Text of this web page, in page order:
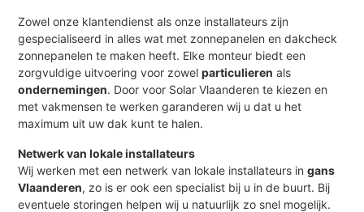
Zowel onze klantendienst als onze installateurs zijn
gespecialiseerd in alles wat met zonnepanelen en dakcheck
zonnepanelen te maken heeft. Elke monteur biedt een
zorgvuldige uitvoering voor zowelparticulieren als
ondernemingen. Door voor Solar Vlaanderen te kiezen en
met vakmensen te werken garanderen wij u dat u het
maximum uit uw dak kunt te halen.
Netwerk van lokale installateurs
Wij werken met een netwerk van lokale installateurs ingans
Vlaanderen, zo is er ook een specialist bij u in de buurt. Bij
eventuele storingen helpen wij u natuurlijk zo snel mogelijk.